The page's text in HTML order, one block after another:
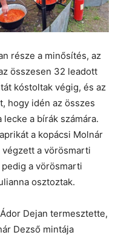
része a minősítés, az
összesen 32 leadott
kóstoltak végig, és az
hogy idén az összes
a bírák számára.
a kopácsi Molnár
a vörösmarti
a vörösmarti
osztoztak.
Dejan termesztette,
Dezső mintája